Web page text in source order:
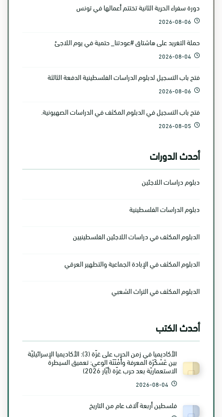
دورة سفراء الحرية الثانية تختتم أعمالها في تونس
2026-08-06
حملة التغريد على هاشتاق #عودتنا_ حتمية في يوم اللاجئ
2026-08-04
فتح باب التسجيل لدبلوم الدراسات الفلسطينية الدفعة الثالثة
2026-08-06
فتح باب التسجيل في الدبلوم المكثف في الدراسات الصهيونية.
2026-08-05
أحدث الدورات
دبلوم دراسات اللاجئين
دبلوم الدراسات الفلسطينية
الدبلوم المكثف في دراسات اللاجئين الفلسطينيين
الدبلوم المكثف في الإبادة الجماعية والتطهير العرقي
الدبلوم المكثف في التراث الشعبي
أحدث الكتب
الأكاديميا في زمن الحرب على غزّة (3): الأكاديميا الإسرائيليّة
بين عَسْكَرَة المعرفة وأَمْنَنَة الوعي: تعميق السيطرة
الاستعماريّة بعد حرب غزّة (أيّار 2026)
2026-08-04
فلسطين أربعة آلاف عام من التاريخ